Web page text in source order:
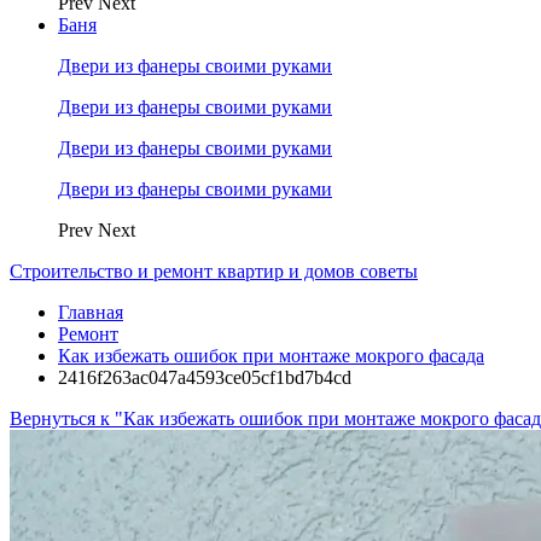
Баня
Двери из фанеры своими руками
Двери из фанеры своими руками
Двери из фанеры своими руками
Двери из фанеры своими руками
Prev Next
Строительство и ремонт квартир и домов советы
Главная
Ремонт
Как избежать ошибок при монтаже мокрого фасада
2416f263ac047a4593ce05cf1bd7b4cd
Вернуться к "Как избежать ошибок при монтаже мокрого